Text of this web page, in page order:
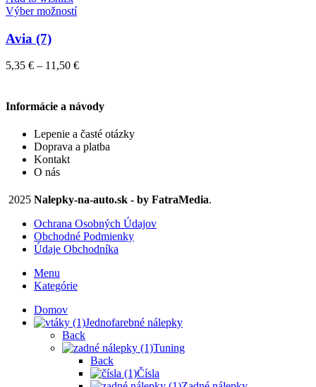
vybrať
na
Výber možnostíTento
variantov.
vybrať
stránke
produktu.
Avia (7)
5,35 € – 11,50 €Price
through
11,50 €
Informácie a návody
Lepenie a časté otázky
Doprava a platba
Kontakt
O nás
2025 Nalepky-na-auto.sk - by FatraMedia.
Ochrana Osobných Údajov
Obchodné Podmienky
Údaje Obchodníka
Menu
Kategórie
Domov
Jednofarebné nálepky
Back
Tuning
Back
Čísla